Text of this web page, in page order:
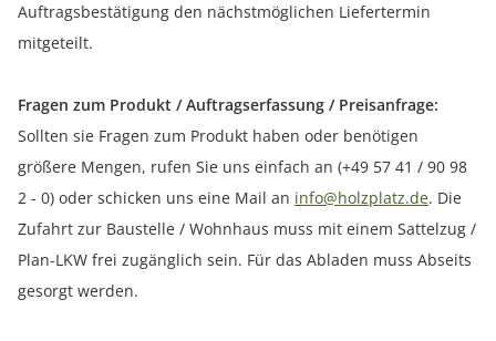
Auftragsbestätigung den nächstmöglichen Liefertermin
mitgeteilt.
Fragen zum Produkt / Auftragserfassung / Preisanfrage:
Sollten sie Fragen zum Produkt haben oder benötigen
größere Mengen, rufen Sie uns einfach an (+49 57 41 / 90 98
2 - 0) oder schicken uns eine Mail an info@holzplatz.de. Die
Zufahrt zur Baustelle / Wohnhaus muss mit einem Sattelzug /
Plan-LKW frei zugänglich sein. Für das Abladen muss Abseits
gesorgt werden.